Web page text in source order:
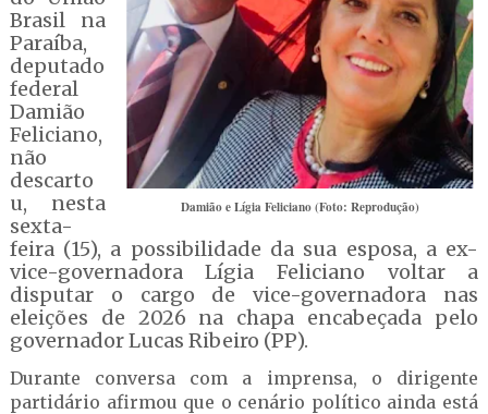
Damião e Lígia Feliciano (Foto: Reprodução)
Brasil na
Paraíba,
deputado
federal
Damião
Feliciano,
não
descarto
u, nesta
sexta-
feira (15), a possibilidade da sua esposa, a ex-
vice-governadora Lígia Feliciano voltar a
disputar o cargo de vice-governadora nas
eleições de 2026 na chapa encabeçada pelo
governador Lucas Ribeiro (PP).
Durante conversa com a imprensa, o dirigente
partidário afirmou que o cenário político ainda está